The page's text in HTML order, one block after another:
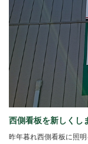
西側看板を新しくし
昨年暮れ西側看板に照